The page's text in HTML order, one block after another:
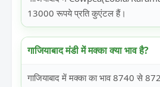
13000 रूपये प्रति कुएंटल हैं।
गाजियाबाद मंडी में मक्का क्या भाव है?
गाजियाबाद में मक्का का भाव 8740 से